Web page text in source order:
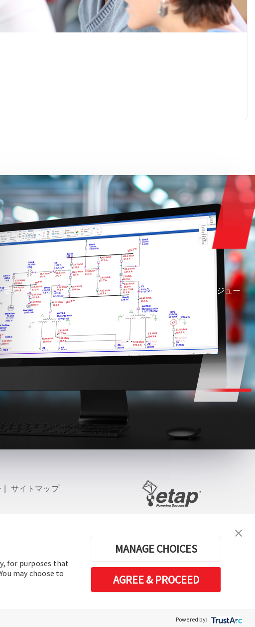
for purposes that
may choose to
MANAGE CHOICES
AGREE & PROCEED
Powered by:
プラットフォームで、いつでもどこでもETAPの豊富なモジュー
サイトマップ